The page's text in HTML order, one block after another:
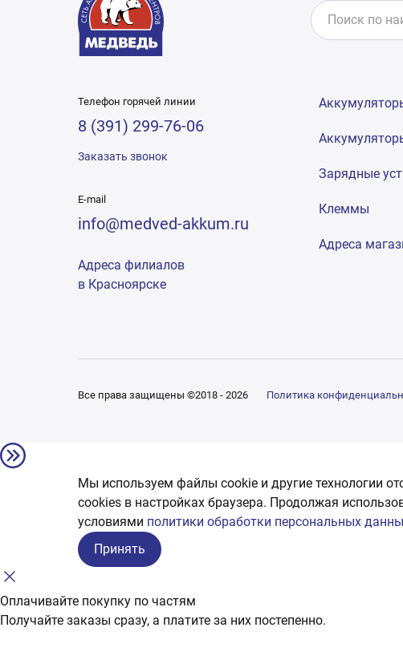
Телефон горячей линии
8 (391) 299-76-06
Заказать звонок
E-mail
info@medved-akkum.ru
Адреса филиалов
в Красноярске
Зарядные
Клеммы
Адреса
Все права защищены ©2018 - 2026 Политика
Мы используем файлы cookie и другие технологии
сookies в настройках браузера. Продолжая
условиями политики обработки персональных
Принять
Оплачивайте покупку по частям
Получайте заказы сразу, а платите за них постепенно.